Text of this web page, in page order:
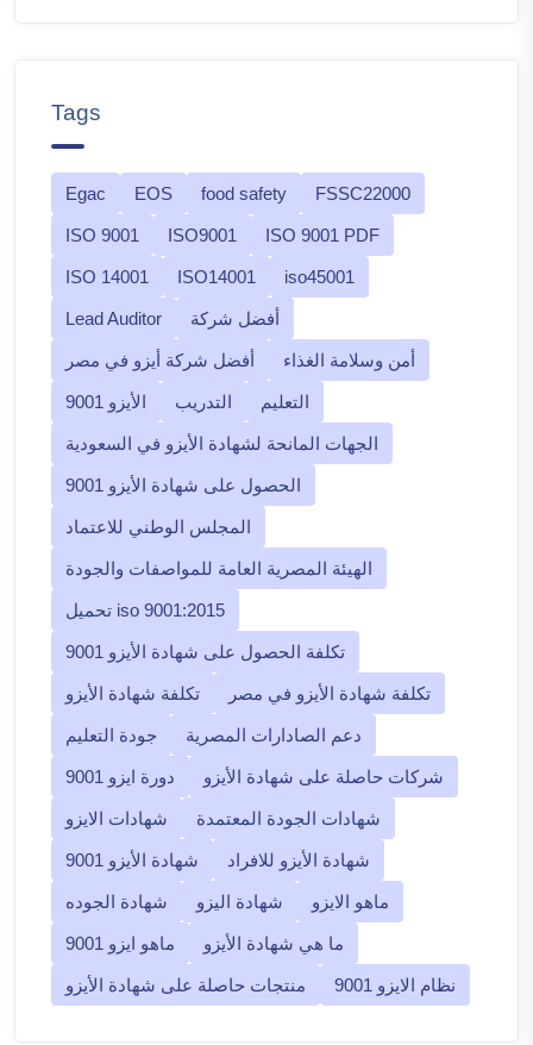
Tags
Egac EOS food safety FSSC22000
ISO 9001 ISO9001 ISO 9001 PDF
ISO 14001 ISO14001 iso45001
Lead Auditor أفضل شركة
أفضل شركة أيزو في مصر أمن وسلامة الغذاء
الأيزو 9001 التدريب التعليم
الجهات المانحة لشهادة الأيزو في السعودية
الحصول على شهادة الأيزو 9001
المجلس الوطني للاعتماد
الهيئة المصرية العامة للمواصفات والجودة
تحميل iso 9001:2015
تكلفة الحصول على شهادة الأيزو 9001
تكلفة شهادة الأيزو تكلفة شهادة الأيزو في مصر
جودة التعليم دعم الصادارات المصرية
دورة ايزو 9001 شركات حاصلة على شهادة الأيزو
شهادات الايزو شهادات الجودة المعتمدة
شهادة الأيزو 9001 شهادة الأيزو للافراد
شهادة الجوده شهادة اليزو ماهو الايزو
ماهو ايزو 9001 ما هي شهادة الأيزو
منتجات حاصلة على شهادة الأيزو نظام الايزو 9001